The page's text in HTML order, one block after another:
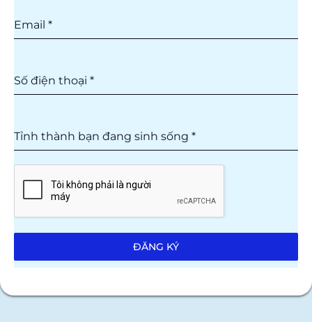
Email *
Số điện thoại *
Tỉnh thành bạn đang sinh sống *
ĐĂNG KÝ